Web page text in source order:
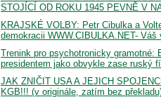
STOJÍCÍ OD ROKU 1945 PEVNĚ V
KRAJSKÉ VOLBY: Petr Cibulka a
demokracii WWW.CIBULKA.NET- Váš
Trenink pro psychotronicky gramotné:
presidentem jako obvykle zase ruský
JAK ZNIČIT USA A JEJICH
KGB!!! (v originále, zatím bez